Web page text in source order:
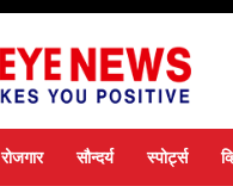
रोजगार सौन्दर्य स्पोर्ट्स